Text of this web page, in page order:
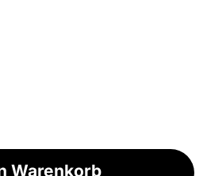
Warenkorb